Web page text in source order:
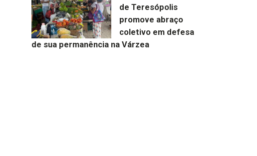
de Teresópolis
promove abraço
coletivo em defesa
de sua permanência na Várzea